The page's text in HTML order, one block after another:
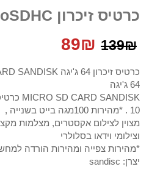
כרטיס זיכרון 64GB MicroSDHC
139₪
המחיר
המקורי
היה:
139₪.
89₪
הנוכחי
הוא:
89₪.
64 ג'יגה
10 . *מהירות 100מגה בייט בשנייה ,
מצוין לצילום אקסטרים, מצלמות
וצילומי וידאו בסלולרי
*מהירות צפייה ומהירות הורדה
יצרן: sandisc